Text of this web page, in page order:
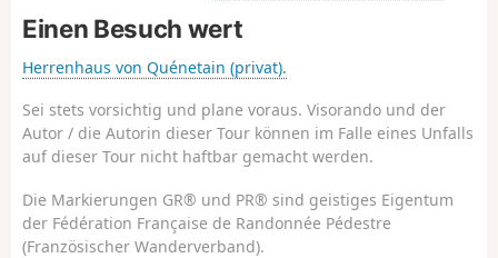
Einen Besuch wert
Herrenhaus von Quénetain (privat).
Sei stets vorsichtig und plane voraus. Visorando und der
Autor / die Autorin dieser Tour können im Falle eines Unfalls
auf dieser Tour nicht haftbar gemacht werden.
Die Markierungen GR® und PR® sind geistiges Eigentum
der Fédération Française de Randonnée Pédestre
(Französischer Wanderverband).